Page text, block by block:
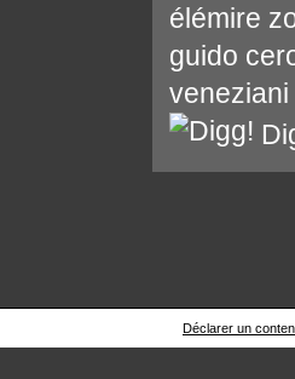
élémire
guido
veneziani
Déclarer un